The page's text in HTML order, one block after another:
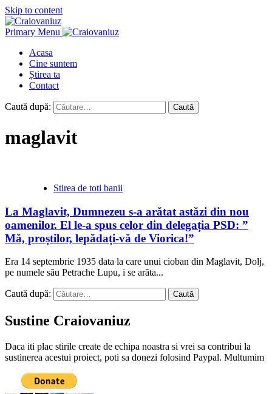
Skip to content
Primary Menu
Acasa
Cine suntem
Știrea ta
Contact
Caută după:
maglavit
Stirea de toti banii
La Maglavit, Dumnezeu s-a arătat astăzi din nou
oamenilor. El le-a spus celor din delegația PSD: ”
Mă, proștilor, lepădați-vă de Viorica!”
Era 14 septembrie 1935 data la care unui cioban din Maglavit, Dolj,
pe numele său Petrache Lupu, i se arăta...
Caută după:
Sustine Craiovaniuz
Daca iti plac stirile create de echipa noastra si vrei sa contribui la
sustinerea acestui proiect, poti sa donezi folosind Paypal. Multumim